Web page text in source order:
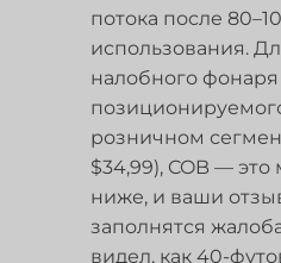
потока после
использования.
налобного
розничном
$34,99), COB —
ниже, и ваши
заполнятся
видел, как 40-